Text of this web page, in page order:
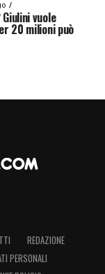
vuole
20 milioni può
REDAZIONE
PERSONALI